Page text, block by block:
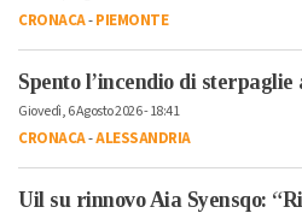
CRONACA-PIEMONTE
Spento l’incendio di sterpaglie
Giovedì, 6 Agosto 2026 - 18:41
CRONACA-ALESSANDRIA
Uil su rinnovo Aia Syensqo: